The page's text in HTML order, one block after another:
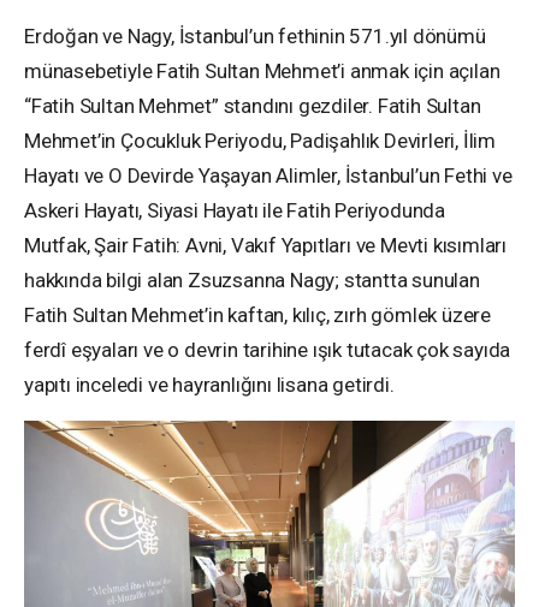
Erdoğan ve Nagy, İstanbul’un fethinin 571.yıl dönümü
münasebetiyle Fatih Sultan Mehmet’i anmak için açılan
“Fatih Sultan Mehmet” standını gezdiler. Fatih Sultan
Mehmet’in Çocukluk Periyodu, Padişahlık Devirleri, İlim
Hayatı ve O Devirde Yaşayan Alimler, İstanbul’un Fethi ve
Askeri Hayatı, Siyasi Hayatı ile Fatih Periyodunda
Mutfak, Şair Fatih: Avni, Vakıf Yapıtları ve Mevti kısımları
hakkında bilgi alan Zsuzsanna Nagy; stantta sunulan
Fatih Sultan Mehmet’in kaftan, kılıç, zırh gömlek üzere
ferdî eşyaları ve o devrin tarihine ışık tutacak çok sayıda
yapıtı inceledi ve hayranlığını lisana getirdi.